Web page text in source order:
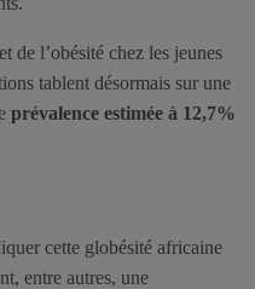
de l’obésité chez les jeunes
tablent désormais sur une
prévalence estimée à 12,7%
cette globésité africaine
entre autres, une